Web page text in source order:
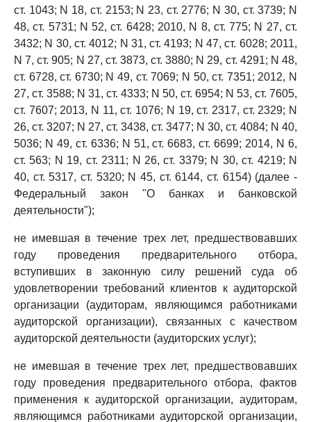
ст. 1043; N 18, ст. 2153; N 23, ст. 2776; N 30, ст. 3739; N
48, ст. 5731; N 52, ст. 6428; 2010, N 8, ст. 775; N 27, ст.
3432; N 30, ст. 4012; N 31, ст. 4193; N 47, ст. 6028; 2011,
N 7, ст. 905; N 27, ст. 3873, ст. 3880; N 29, ст. 4291; N 48,
ст. 6728, ст. 6730; N 49, ст. 7069; N 50, ст. 7351; 2012, N
27, ст. 3588; N 31, ст. 4333; N 50, ст. 6954; N 53, ст. 7605,
ст. 7607; 2013, N 11, ст. 1076; N 19, ст. 2317, ст. 2329; N
26, ст. 3207; N 27, ст. 3438, ст. 3477; N 30, ст. 4084; N 40,
5036; N 49, ст. 6336; N 51, ст. 6683, ст. 6699; 2014, N 6,
ст. 563; N 19, ст. 2311; N 26, ст. 3379; N 30, ст. 4219; N
40, ст. 5317, ст. 5320; N 45, ст. 6144, ст. 6154) (далее -
Федеральный закон "О банках и банковской
деятельности");
не имевшая в течение трех лет, предшествовавших
году проведения предварительного отбора,
вступивших в законную силу решений суда об
удовлетворении требований клиентов к аудиторской
организации (аудиторам, являющимся работниками
аудиторской организации), связанных с качеством
аудиторской деятельности (аудиторских услуг);
не имевшая в течение трех лет, предшествовавших
году проведения предварительного отбора, фактов
применения к аудиторской организации, аудиторам,
являющимся работниками аудиторской организации,